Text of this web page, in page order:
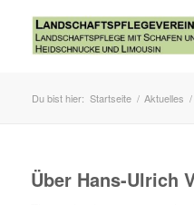
Du bist hier: Startseite / Aktuelles /
Über Hans-Ulrich